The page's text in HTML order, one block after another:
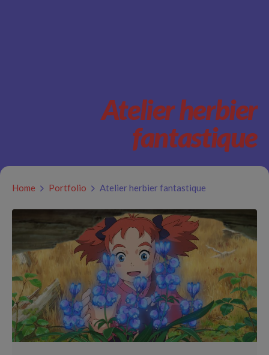
Atelier herbier
fantastique
Home Portfolio Atelier herbier fantastique